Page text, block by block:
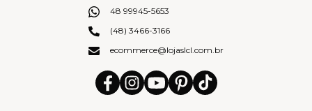
48 99945-5653
(48) 3466-3166
ecommerce@lojaslcl.com.br